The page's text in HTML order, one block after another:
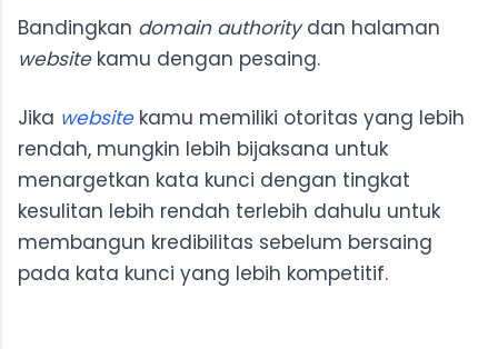
Bandingkan domain authoritydan halaman
websitekamu dengan pesaing.
Jika websitekamu memiliki otoritas yang lebih
rendah, mungkin lebih bijaksana untuk
menargetkan kata kunci dengan tingkat
kesulitan lebih rendah terlebih dahulu untuk
membangun kredibilitas sebelum bersaing
pada kata kunci yang lebih kompetitif.